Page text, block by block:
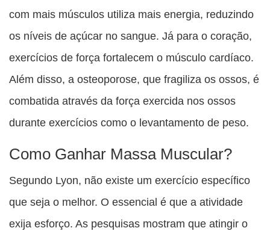
com mais músculos utiliza mais energia, reduzindo
os níveis de açúcar no sangue. Já para o coração,
exercícios de força fortalecem o músculo cardíaco.
Além disso, a osteoporose, que fragiliza os ossos, é
combatida através da força exercida nos ossos
durante exercícios como o levantamento de peso.
Como Ganhar Massa Muscular?
Segundo Lyon, não existe um exercício específico
que seja o melhor. O essencial é que a atividade
exija esforço. As pesquisas mostram que atingir o